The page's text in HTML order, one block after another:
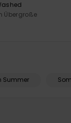
Übergroße
Summer